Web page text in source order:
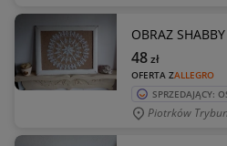
OBRAZ
OFERTA ZALLEGRO
48zł
SPRZEDAJĄCY:
Piotrków